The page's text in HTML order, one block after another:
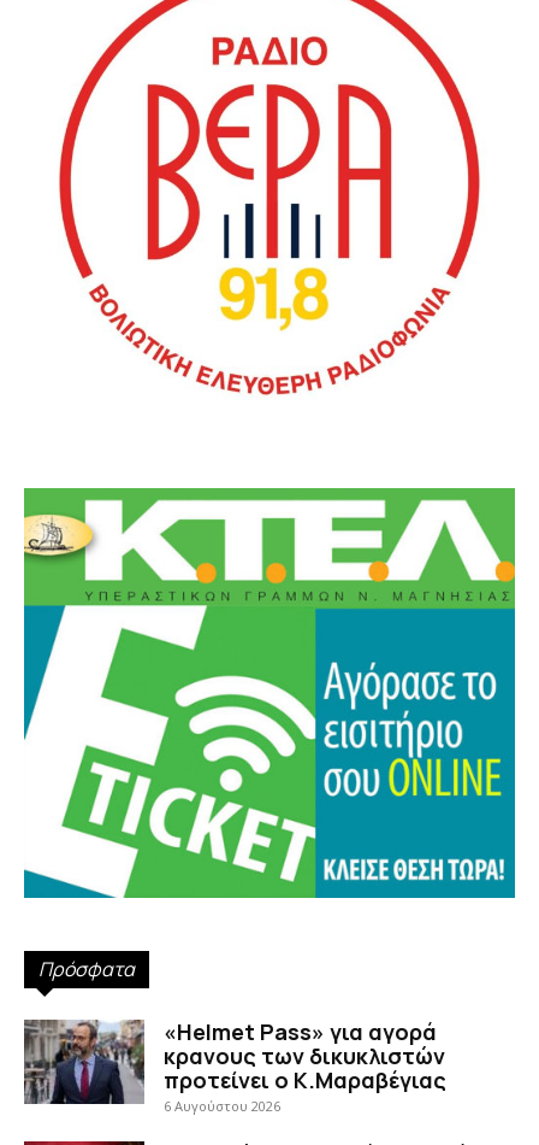
Πρόσφατα
«Helmet Pass» για αγορά
κρανους των δικυκλιστών
προτείνει ο Κ.Μαραβέγιας
6 Αυγούστου 2026